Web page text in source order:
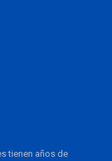
tienen años de